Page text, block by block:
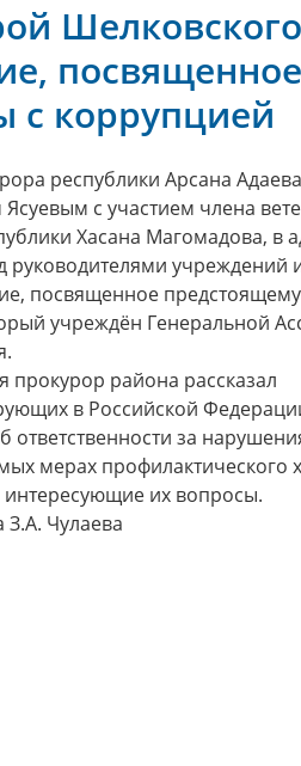
с коррупцией
республики Арсана
с участием члена
Хасана Магомадова, в
учреждений
посвященное
учреждён Генеральной
прокурор района рассказал
в Российской
ответственности за
мерах профилактического
их вопросы.
З.А. Чулаева